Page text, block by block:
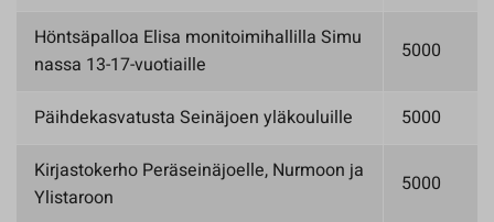
Höntsäpalloa Elisa monitoimihallilla Simu
nassa 13-17-vuotiaille
5000
Päihdekasvatusta Seinäjoen yläkouluille
5000
Kirjastokerho Peräseinäjoelle, Nurmoon ja
Ylistaroon
5000